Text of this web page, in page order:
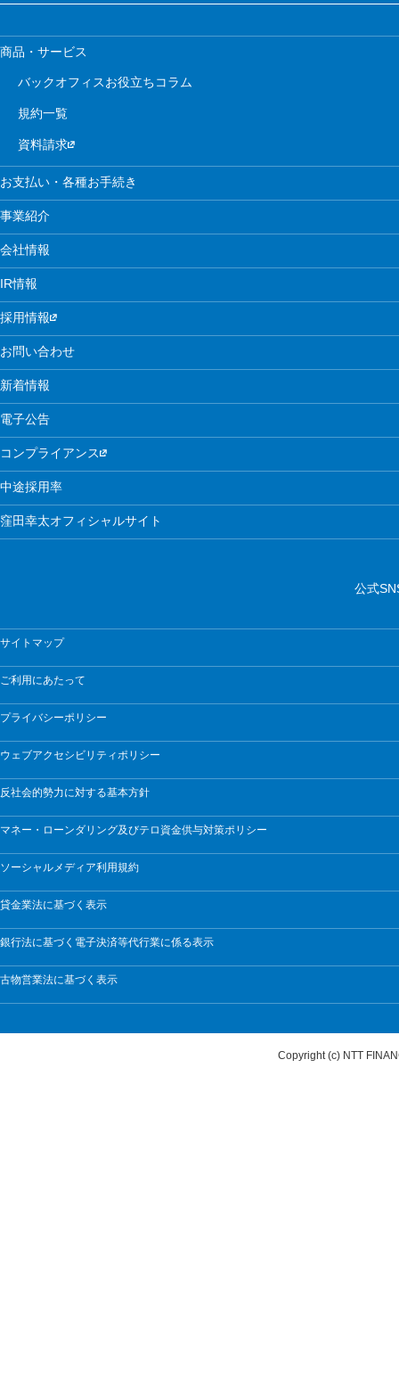
商品・サービス
バックオフィスお役立ちコラム
規約一覧
資料請求
お支払い・各種お手続き
事業紹介
会社情報
IR情報
採用情報
お問い合わせ
新着情報
電子公告
コンプライアンス
中途採用率
窪田幸太オフィシャルサイト
公式
サイトマップ
ご利用にあたって
プライバシーポリシー
ウェブアクセシビリティポリシー
反社会的勢力に対する基本方針
マネー・ローンダリング及びテロ資金供与対策ポリシー
ソーシャルメディア利用規約
貸金業法に基づく表示
銀行法に基づく電子決済等代行業に係る表示
古物営業法に基づく表示
Copyright (c) NTT